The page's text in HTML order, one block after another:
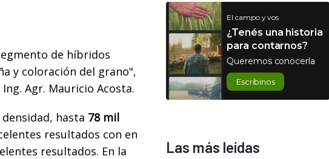
de híbridos
y coloración del grano",
Agr. Mauricio Acosta.
hasta 78 mil
resultados con en
resultados. En la
El campo y vos
¿Tenés una historia
para contarnos?
Queremos conocerla
Escribinos
Las más leídas